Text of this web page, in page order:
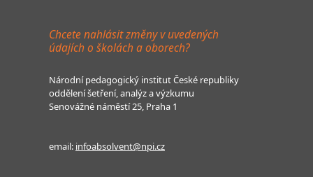
Chcete nahlásit změny v uvedených
údajích o školách a oborech?
Národní pedagogický institut České republiky
oddělení šetření, analýz a výzkumu
Senovážné náměstí 25, Praha 1
email: infoabsolvent@npi.cz